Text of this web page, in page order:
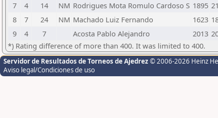
7
4 14 NM Rodrigues Mota Romulo Cardoso S 1895
8
7 24 NM Machado Luiz Fernando 1623
9
4 7 Acosta Pablo Alejandro 2013
*) Rating difference of more than 400. It was limited to 400.
Servidor de Resultados de Torneos de Ajedrez © 2006-2026 Heinz
Aviso legal/Condiciones de uso